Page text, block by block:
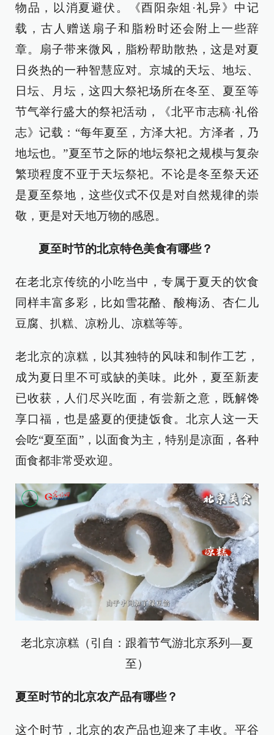
物品，以消夏避伏。《酉阳杂俎·礼异》中记
载，古人赠送扇子和脂粉时还会附上一些辞
章。扇子带来微风，脂粉帮助散热，这是对夏
日炎热的一种智慧应对。京城的天坛、地坛、
日坛、月坛，这四大祭祀场所在冬至、夏至等
节气举行盛大的祭祀活动，《北平市志稿·礼俗
志》记载：“每年夏至，方泽大祀。方泽者，乃
地坛也。”夏至节之际的地坛祭祀之规模与复杂
繁琐程度不亚于天坛祭祀。不论是冬至祭天还
是夏至祭地，这些仪式不仅是对自然规律的崇
敬，更是对天地万物的感恩。
夏至时节的北京特色美食有哪些？
在老北京传统的小吃当中，专属于夏天的饮食
同样丰富多彩，比如雪花酪、酸梅汤、杏仁儿
豆腐、扒糕、凉粉儿、凉糕等等。
老北京的凉糕，以其独特的风味和制作工艺，
成为夏日里不可或缺的美味。此外，夏至新麦
已收获，人们尽兴吃面，有尝新之意，既解馋
享口福，也是盛夏的便捷饭食。北京人这一天
会吃“夏至面”，以面食为主，特别是凉面，各种
面食都非常受欢迎。
老北京凉糕（引自：跟着节气游北京系列—夏
至）
夏至时节的北京农产品有哪些？
这个时节，北京的农产品也迎来了丰收。平谷